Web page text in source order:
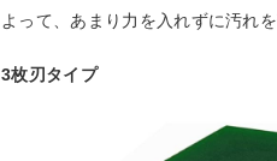
よって、あまり力を入れずに汚れ
3枚刃タイプ